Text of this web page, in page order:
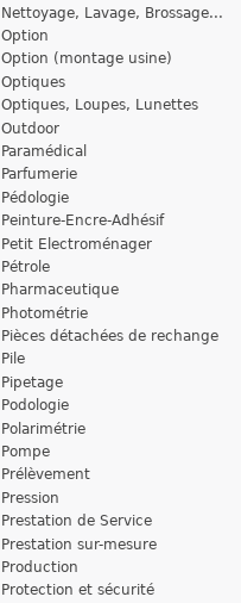
Nettoyage, Lavage, Brossage...
Option
Option (montage usine)
Optiques
Optiques, Loupes, Lunettes
Outdoor
Paramédical
Parfumerie
Pédologie
Peinture-Encre-Adhésif
Petit Electroménager
Pétrole
Pharmaceutique
Photométrie
Pièces détachées de rechange
Pile
Pipetage
Podologie
Polarimétrie
Pompe
Prélèvement
Pression
Prestation de Service
Prestation sur-mesure
Production
Protection et sécurité